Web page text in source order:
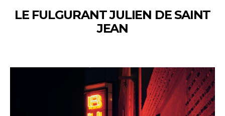
LE FULGURANT JULIEN DE SAINT
JEAN